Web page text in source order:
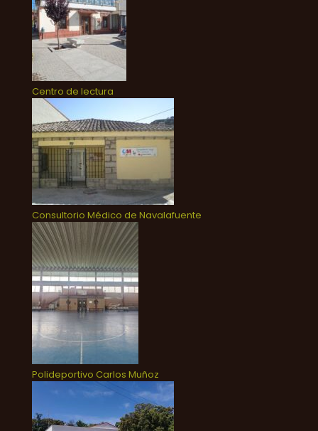
Centro de lectura
Consultorio Médico de Navalafuente
Polideportivo Carlos Muñoz